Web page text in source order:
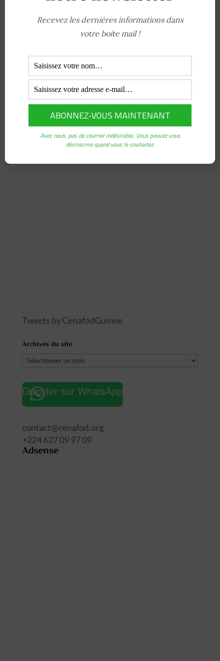
Secteur agricole en Guinée
Adsense
Tweets by CenafodGuinee
Archives du site
Archives
site
Discuter sur WhatsApp
contact@cenafod.org
+224 627 09 97 09
Adsense
Recevez les dernières informations dans
votre boite mail !
Avec nous, pas de courrier indésirable. Vous pouvez vous
désinscrire quand vous le souhaitez.